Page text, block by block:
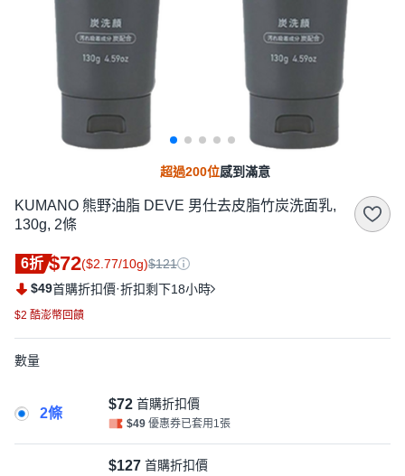
超過200位感到滿意
KUMANO 熊野油脂 DEVE 男仕去皮脂竹炭洗面乳,
130g, 2條
6折 $72($2.77/10g)$121
$49首購折扣價·折扣剩下18小時
$2 酷澎幣回饋
數量
2條
$72 首購折扣價
$49 優惠券已套用1張
$127 首購折扣價